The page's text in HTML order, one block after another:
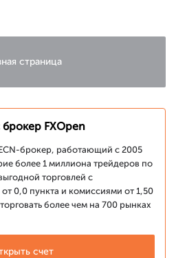
последует
страница
FXOpen
брокер, работающий с 2005
более 1 миллиона трейдеров по
торговлей с
0,0 пункта и комиссиями от 1,50
более чем на 700 рынках
счет